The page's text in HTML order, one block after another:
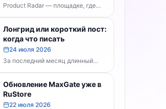
Product Radar — площадке, где
выбирают лучшие российские
технологические продукты. Если...
Лонгрид или короткий пост:
когда что писать
24 июля 2026
За последний месяц длинный
формат перестал быть
технической проблемой. Telegram
выпустил конструктор статей,
MaxGate научился...
Обновление MaxGate уже в
RuStore
22 июля 2026